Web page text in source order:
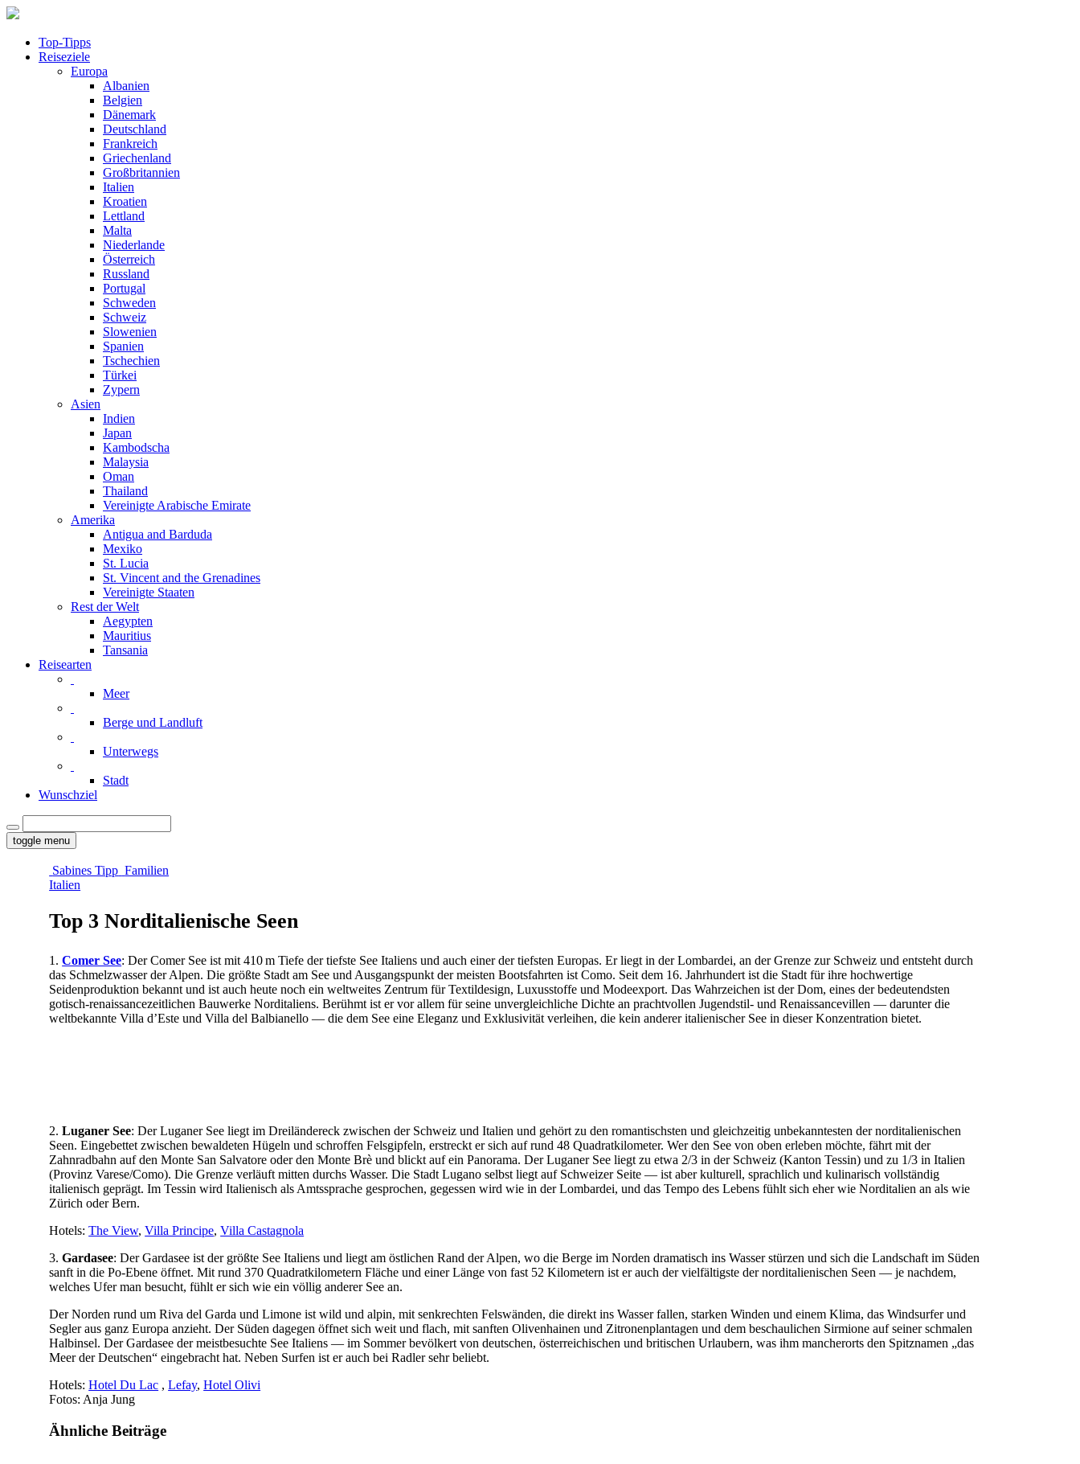
Top-Tipps
Reiseziele
Europa
Albanien
Belgien
Dänemark
Deutschland
Frankreich
Griechenland
Großbritannien
Italien
Kroatien
Lettland
Malta
Niederlande
Österreich
Russland
Portugal
Schweden
Schweiz
Slowenien
Spanien
Tschechien
Türkei
Zypern
Asien
Indien
Japan
Kambodscha
Malaysia
Oman
Thailand
Vereinigte Arabische Emirate
Amerika
Antigua and Barduda
Mexiko
St. Lucia
St. Vincent and the Grenadines
Vereinigte Staaten
Rest der Welt
Aegypten
Mauritius
Tansania
Reisearten
Meer
Berge und Landluft
Unterwegs
Stadt
Wunschziel
toggle menu
Sabines Tipp Familien
Italien
Top 3 Norditalienische Seen
1.Comer See: Der Comer See ist mit 410 m Tiefe der tiefste See Italiens und auch einer der tiefsten Europas. Er liegt in der Lombardei, an der Grenze zur Schweiz und entsteht durch
das Schmelzwasser der Alpen. Die größte Stadt am See und Ausgangspunkt der meisten Bootsfahrten ist Como. Seit dem 16. Jahrhundert ist die Stadt für ihre hochwertige
Seidenproduktion bekannt und ist auch heute noch ein weltweites Zentrum für Textildesign, Luxusstoffe und Modeexport. Das Wahrzeichen ist der Dom, eines der bedeutendsten
gotisch-renaissancezeitlichen Bauwerke Norditaliens. Berühmt ist er vor allem für seine unvergleichliche Dichte an prachtvollen Jugendstil- und Renaissancevillen — darunter die
weltbekannte Villa d’Este und Villa del Balbianello — die dem See eine Eleganz und Exklusivität verleihen, die kein anderer italienischer See in dieser Konzentration bietet.
2.Luganer See: Der Luganer See liegt im Dreiländereck zwischen der Schweiz und Italien und gehört zu den romantischsten und gleichzeitig unbekanntesten der norditalienischen
Seen. Eingebettet zwischen bewaldeten Hügeln und schroffen Felsgipfeln, erstreckt er sich auf rund 48 Quadratkilometer. Wer den See von oben erleben möchte, fährt mit der
Zahnradbahn auf den Monte San Salvatore oder den Monte Brè und blickt auf ein Panorama. Der Luganer See liegt zu etwa 2/3 in der Schweiz (Kanton Tessin) und zu 1/3 in Italien
(Provinz Varese/Como). Die Grenze verläuft mitten durchs Wasser. Die Stadt Lugano selbst liegt auf Schweizer Seite — ist aber kulturell, sprachlich und kulinarisch vollständig
italienisch geprägt. Im Tessin wird Italienisch als Amtssprache gesprochen, gegessen wird wie in der Lombardei, und das Tempo des Lebens fühlt sich eher wie Norditalien an als wie
Zürich oder Bern.
Hotels:The View,Villa Principe,Villa Castagnola
3.Gardasee: Der Gardasee ist der größte See Italiens und liegt am östlichen Rand der Alpen, wo die Berge im Norden dramatisch ins Wasser stürzen und sich die Landschaft im Süden
sanft in die Po-Ebene öffnet. Mit rund 370 Quadratkilometern Fläche und einer Länge von fast 52 Kilometern ist er auch der vielfältigste der norditalienischen Seen — je nachdem,
welches Ufer man besucht, fühlt er sich wie ein völlig anderer See an.
Der Norden rund um Riva del Garda und Limone ist wild und alpin, mit senkrechten Felswänden, die direkt ins Wasser fallen, starken Winden und einem Klima, das Windsurfer und
Segler aus ganz Europa anzieht. Der Süden dagegen öffnet sich weit und flach, mit sanften Olivenhainen und Zitronenplantagen und dem beschaulichen Sirmione auf seiner schmalen
Halbinsel. Der Gardasee der meistbesuchte See Italiens — im Sommer bevölkert von deutschen, österreichischen und britischen Urlaubern, was ihm mancherorts den Spitznamen „das
Meer der Deutschen“ eingebracht hat. Neben Surfen ist er auch bei Radler sehr beliebt.
Hotels:Hotel Du Lac ,Lefay,Hotel Olivi
Fotos: Anja Jung
Ähnliche Beiträge